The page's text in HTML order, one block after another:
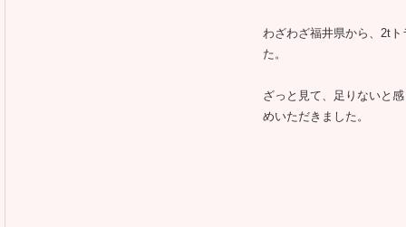
わざわざ福井県から、2t
た。
ざっと見て、足りないと
めいただきました。